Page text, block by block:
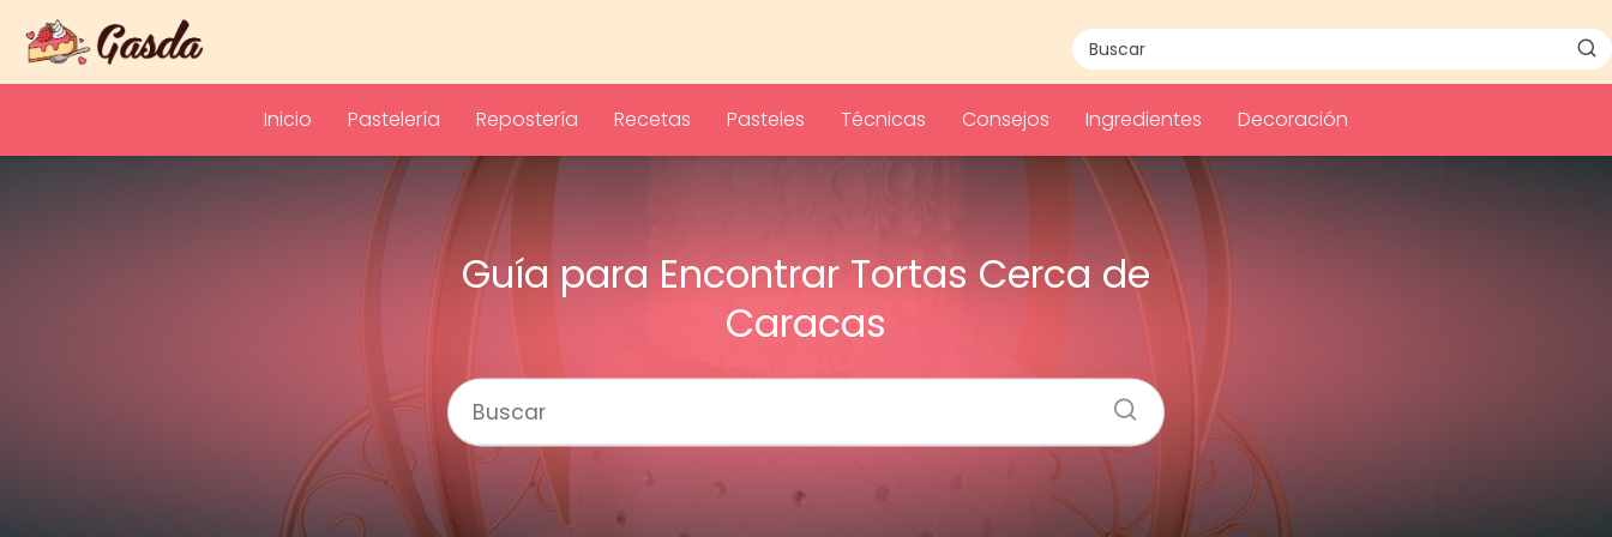
Inicio Pastelería Repostería Recetas Pasteles Técnicas Consejos Ingredientes Decoración
Guía para Encontrar Tortas Cerca de
Caracas